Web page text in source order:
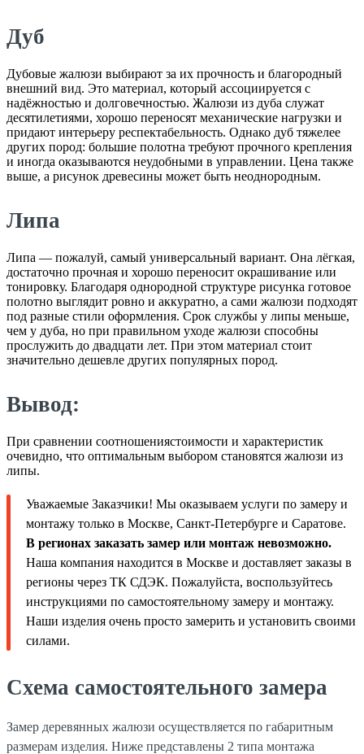
Дуб
Дубовые жалюзи выбирают за их прочность и благородный
внешний вид. Это материал, который ассоциируется с
надёжностью и долговечностью. Жалюзи из дуба служат
десятилетиями, хорошо переносят механические нагрузки и
придают интерьеру респектабельность. Однако дуб тяжелее
других пород: большие полотна требуют прочного крепления
и иногда оказываются неудобными в управлении. Цена также
выше, а рисунок древесины может быть неоднородным.
Липа
Липа — пожалуй, самый универсальный вариант. Она лёгкая,
достаточно прочная и хорошо переносит окрашивание или
тонировку. Благодаря однородной структуре рисунка готовое
полотно выглядит ровно и аккуратно, а сами жалюзи подходят
под разные стили оформления. Срок службы у липы меньше,
чем у дуба, но при правильном уходе жалюзи способны
прослужить до двадцати лет. При этом материал стоит
значительно дешевле других популярных пород.
Вывод:
При сравнении соотношениястоимости и характеристик
очевидно, что оптимальным выбором становятся жалюзи из
липы.
Уважаемые Заказчики! Мы оказываем услуги по замеру и
монтажу только в Москве, Санкт-Петербурге и Саратове.
В регионах заказать замер или монтаж невозможно.
Наша компания находится в Москве и доставляет заказы в
регионы через ТК СДЭК. Пожалуйста, воспользуйтесь
инструкциями по самостоятельному замеру и монтажу.
Наши изделия очень просто замерить и установить своими
силами.
Схема самостоятельного замера
Замер деревянных жалюзи осуществляется по габаритным
размерам изделия. Ниже представлены 2 типа монтажа